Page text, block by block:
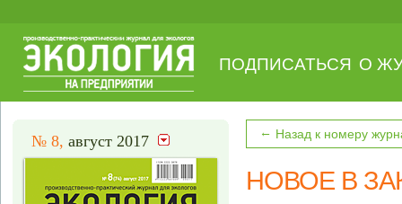
ПОДПИСАТЬСЯ О
№ 8, август 2017 ← Назад к номеру
НОВОЕ В